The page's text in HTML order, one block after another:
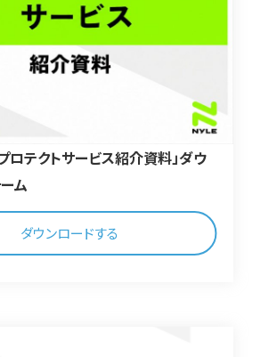
ロテクトサービス紹介資料」ダウ
ム
ダウンロードする